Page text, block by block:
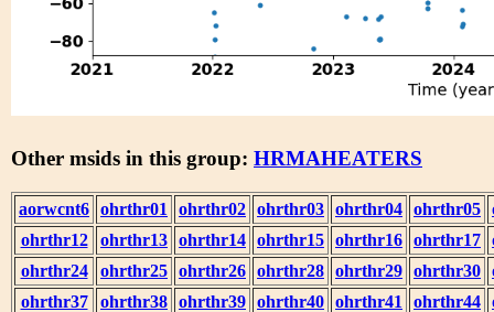
Other msids in this group: HRMAHEATERS
aorwcnt6 ohrthr01 ohrthr02 ohrthr03 ohrthr04 ohrthr05
ohrthr12
ohrthr13 ohrthr14 ohrthr15 ohrthr16 ohrthr17
ohrthr24
ohrthr25 ohrthr26 ohrthr28 ohrthr29 ohrthr30
ohrthr37
ohrthr38 ohrthr39 ohrthr40 ohrthr41 ohrthr44